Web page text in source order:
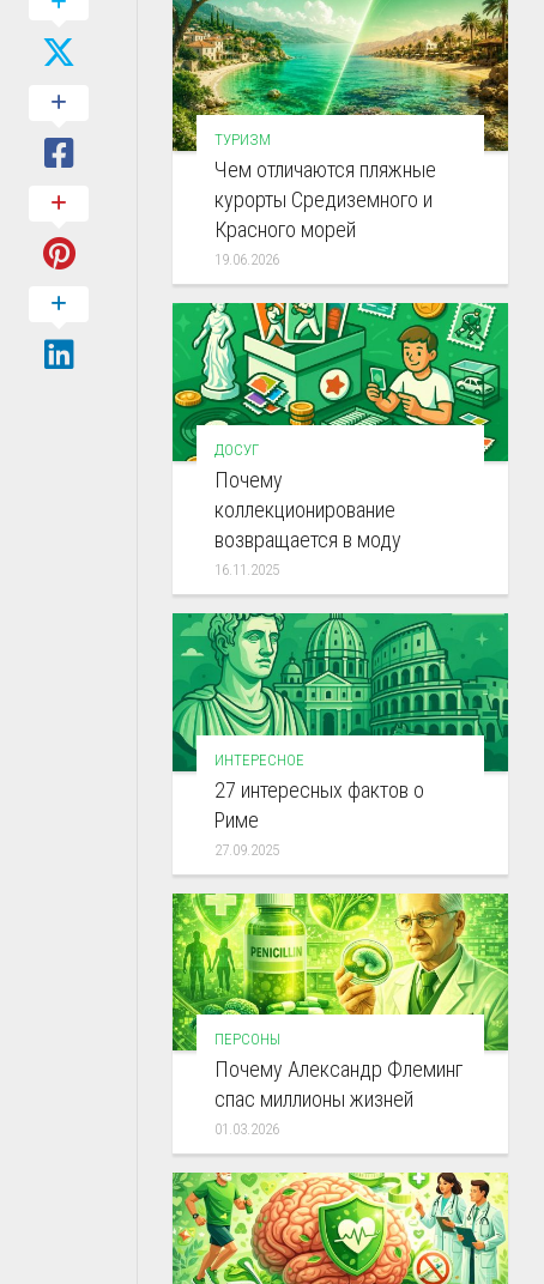
ТУРИЗМ
Чем отличаются пляжные
курорты Средиземного и
Красного морей
19.06.2026
ДОСУГ
Почему
коллекционирование
возвращается в моду
16.11.2025
ИНТЕРЕСНОЕ
27 интересных фактов о
Риме
27.09.2025
ПЕРСОНЫ
Почему Александр Флеминг
спас миллионы жизней
01.03.2026